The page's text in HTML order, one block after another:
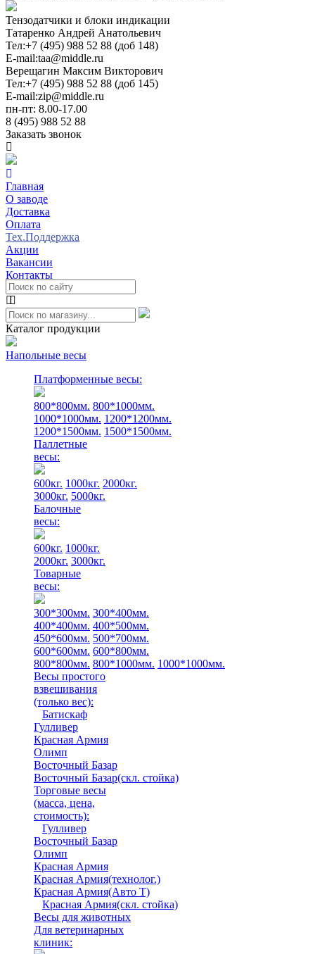
Тензодатчики и блоки индикации
Татаренко Андрей Анатольевич
Тел:+7 (495) 988 52 88 (доб 148)
E-mail:taa@middle.ru
Верещагин Максим Викторович
Тел:+7 (495) 988 52 88 (доб 145)
E-mail:zip@middle.ru
пн-пт: 8.00-17.00
8 (495) 988 52 88
Заказать звонок
Главная
О заводе
Доставка
Оплата
Тех.Поддержка
Акции
Вакансии
Контакты
Каталог продукции
Напольные весы
Платформенные весы:
800*800мм. 800*1000мм.
1000*1000мм. 1200*1200мм.
1200*1500мм. 1500*1500мм.
Паллетные
весы:
600кг. 1000кг. 2000кг.
3000кг. 5000кг.
Балочные
весы:
600кг. 1000кг.
2000кг. 3000кг.
Товарные
весы:
300*300мм. 300*400мм.
400*400мм. 400*500мм.
450*600мм. 500*700мм.
600*600мм. 600*800мм.
800*800мм. 800*1000мм. 1000*1000мм.
Весы простого
взвешивания
(только вес):
Батискаф
Гулливер
Красная Армия
Олимп
Восточный Базар
Восточный Базар(скл. стойка)
Торговые весы
(масса, цена,
стоимость):
Гулливер
Восточный Базар
Олимп
Красная Армия
Красная Армия(технолог.)
Красная Армия(Авто Т)
Красная Армия(скл. стойка)
Весы для животных
Для ветеринарных
клиник: